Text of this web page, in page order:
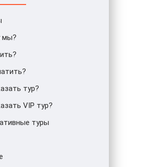
мы?
тур?
VIP тур?
туры